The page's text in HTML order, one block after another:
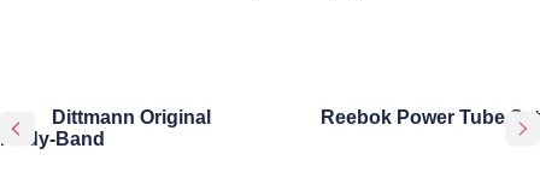
Dittmann Original
Body-Band
Reebok Power Tube Set